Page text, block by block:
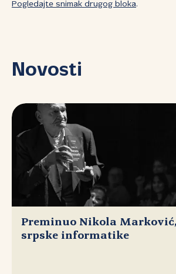
Pogledajte snimak drugog bloka.
Novosti
Preminuo Nikola
srpske informatike